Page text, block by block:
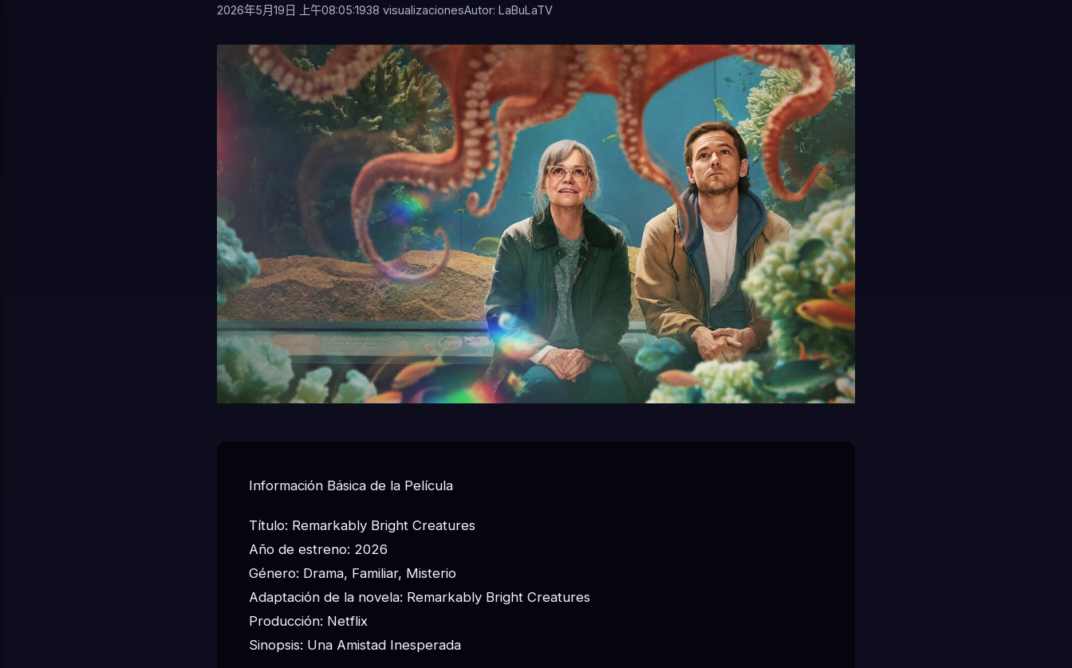
2026年5月19日 上午08:05:1938 visualizacionesAutor: LaBuLaTV
Información Básica de la Película
Título: Remarkably Bright Creatures
Año de estreno: 2026
Género: Drama, Familiar, Misterio
Adaptación de la novela: Remarkably Bright Creatures
Producción: Netflix
Sinopsis: Una Amistad Inesperada